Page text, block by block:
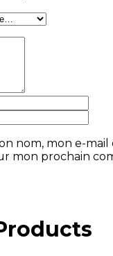
nom, mon e-mail
mon prochain